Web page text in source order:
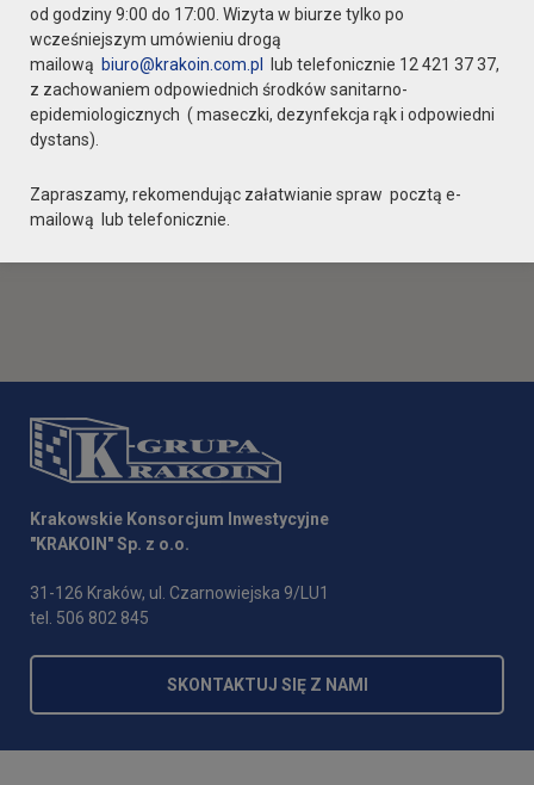
Krakowskie Konsorcjum Inwestycyjne
"KRAKOIN" Sp. z o.o.
31-126 Kraków, ul. Czarnowiejska 9/LU1
tel. 506 802 845
SKONTAKTUJ SIĘ Z NAMI
od godziny 9:00 do 17:00. Wizyta w biurze tylko po
wcześniejszym umówieniu drogą
mailową biuro@krakoin.com.pl lub telefonicznie 12 421 37 37,
z zachowaniem odpowiednich środków sanitarno-
epidemiologicznych ( maseczki, dezynfekcja rąk i odpowiedni
dystans).
Zapraszamy, rekomendując załatwianie spraw pocztą e-
mailową lub telefonicznie.